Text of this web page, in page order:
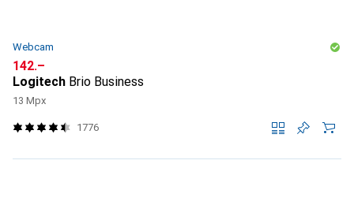
Webcam
CHF
142.–
Logitech Brio Business
13 Mpx
1776